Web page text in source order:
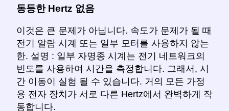
동등한 Hertz 없음
이것은 큰 문제가 아닙니다. 속도가 문제가 될 때
전기 알람 시계 또는 일부 모터를 사용하지 않는
한. 설명 : 일부 자명종 시계는 전기 네트워크의
빈도를 사용하여 시간을 측정합니다. 그래서, 시
간 이동이 실험 될 수 있습니다. 거의 모든 가정
용 전자 장치가 서로 다른 Hertz에서 완벽하게 작
동합니다.